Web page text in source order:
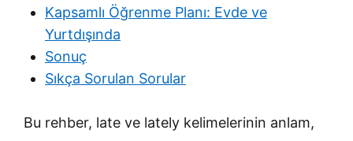
Kapsamlı Öğrenme Planı: Evde ve
Yurtdışında
Sonuç
Sıkça Sorulan Sorular
Bu rehber, late ve lately kelimelerinin anlam,